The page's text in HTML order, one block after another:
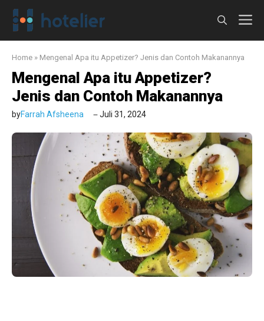
Langsung
Home » Mengenal Apa itu Appetizer? Jenis dan Contoh Makanannya
Mengenal Apa itu Appetizer?
Jenis dan Contoh Makanannya
byFarrah Afsheena Juli 31, 2024